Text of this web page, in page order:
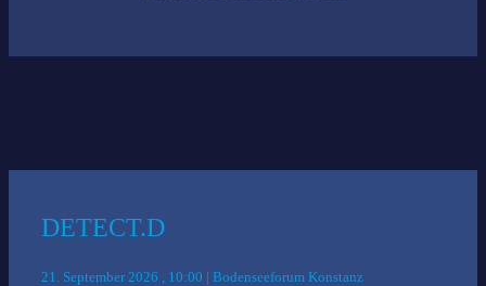
DETECT.D
21. September 2026 , 10:00 | Bodenseeforum Konstanz